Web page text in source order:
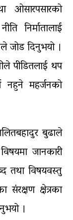
ओसारपसारको
निर्मातालाई
जोड दिनुभयो ।
पीडितलाई थप
नहुने महर्जनको
बुढाले
जानकारी
तथा विषयवस्तु
क्षेत्रका
।